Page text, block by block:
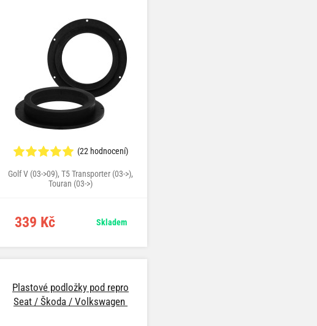
(22 hodnocení)
Golf V (03->09), T5 Transporter (03->),
Touran (03->)
339 Kč Skladem
Plastové podložky pod repro
Seat / Škoda / Volkswagen